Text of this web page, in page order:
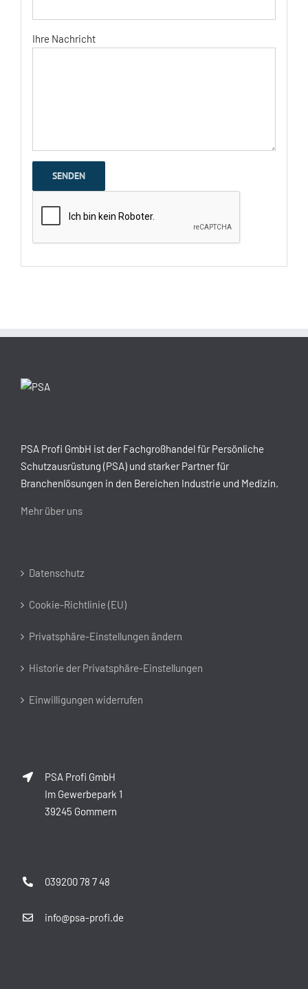
Ihre Nachricht
PSA Profi GmbH ist der Fachgroßhandel für Persönliche
Schutzausrüstung (PSA) und starker Partner für
Branchenlösungen in den Bereichen Industrie und Medizin.
Mehr über uns
Datenschutz
Cookie-Richtlinie (EU)
Privatsphäre-Einstellungen ändern
Historie der Privatsphäre-Einstellungen
Einwilligungen widerrufen
PSA Profi GmbH
Im Gewerbepark 1
39245 Gommern
039200 78 7 48
info@psa-profi.de